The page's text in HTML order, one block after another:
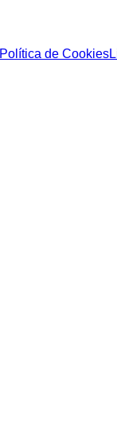
Política de Cookies